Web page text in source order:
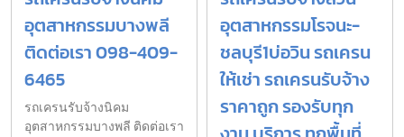
อุตสาหกรรมบางพลี
ติดต่อเรา 098-409-
6465
รถเครนรับจ้างนิคม
อุตสาหกรรมบางพลี ติดต่อเรา
อุตสาหกรรมโรจนะ-
ชลบุรี1บ่อวิน รถเครน
ให้เช่า รถเครนรับจ้าง
ราคาถูก รองรับทุก